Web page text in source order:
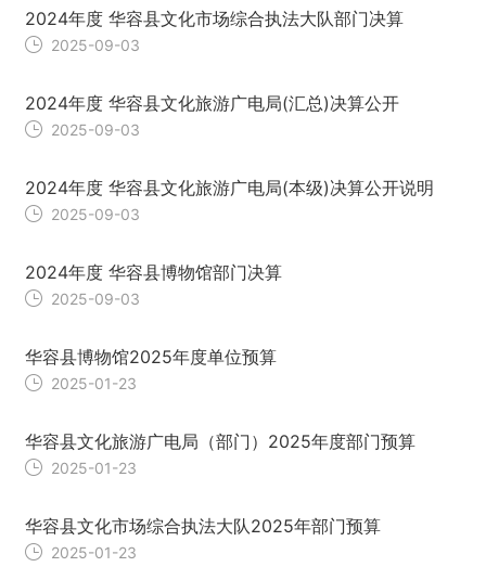
2024年度 华容县文化市场综合执法大队部门决算
2025-09-03
2024年度 华容县文化旅游广电局(汇总)决算公开
2025-09-03
2024年度 华容县文化旅游广电局(本级)决算公开说明
2025-09-03
2024年度 华容县博物馆部门决算
2025-09-03
华容县博物馆2025年度单位预算
2025-01-23
华容县文化旅游广电局（部门）2025年度部门预算
2025-01-23
华容县文化市场综合执法大队2025年部门预算
2025-01-23